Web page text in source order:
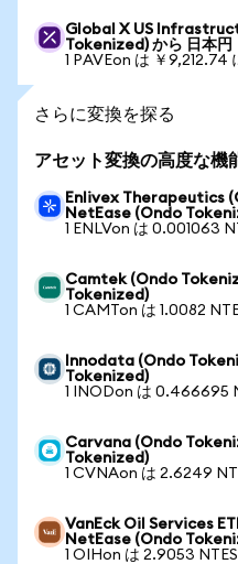
Global X US
Tokenized) から 日本円
1 PAVEon は ￥9,212.74
さらに変換を探る
アセット変換の高度な機
Enlivex Therapeutics
NetEase (Ondo
1 ENLVon は 0.001063
Camtek (Ondo
Tokenized)
1 CAMTon は 1.0082
Innodata (Ondo
Tokenized)
1 INODon は 0.466695
Carvana (Ondo
Tokenized)
1 CVNAon は 2.6249
VanEck Oil Services
NetEase (Ondo
1 OIHon は 2.9053